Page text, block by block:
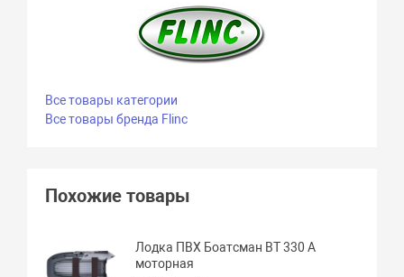
Все товары категории
Все товары бренда Flinc
Похожие товары
Лодка ПВХ Боатсман BT 330 A
моторная